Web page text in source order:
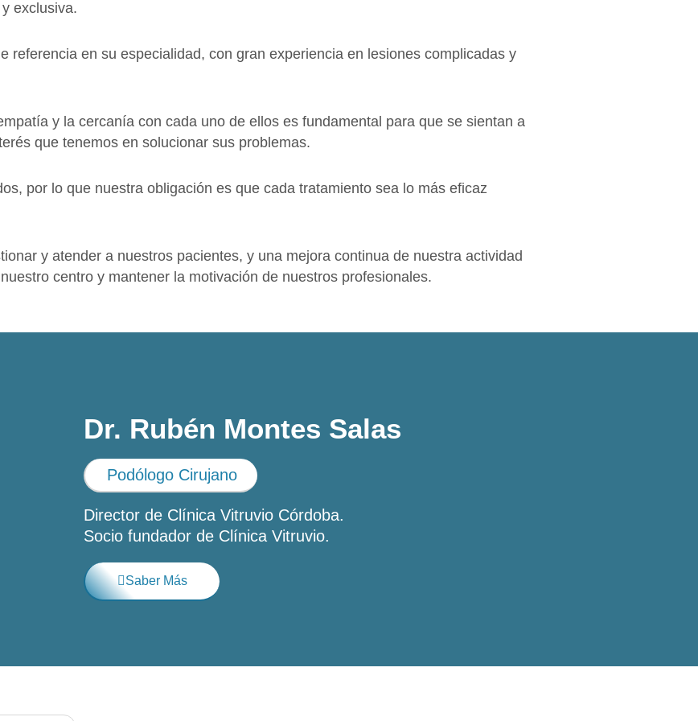
exclusiva.
referencia en su especialidad, con gran experiencia en lesiones complicadas y
y la cercanía con cada uno de ellos es fundamental para que se sientan a
que tenemos en solucionar sus problemas.
por lo que nuestra obligación es que cada tratamiento sea lo más eficaz
y atender a nuestros pacientes, y una mejora continua de nuestra actividad
centro y mantener la motivación de nuestros profesionales.
Dr. Rubén Montes Salas
Podólogo Cirujano
Director de Clínica Vitruvio Córdoba.
Socio fundador de Clínica Vitruvio.
Saber Más